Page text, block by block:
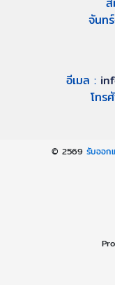
จันท
อีเมล :
โทร
© 2569รับออก